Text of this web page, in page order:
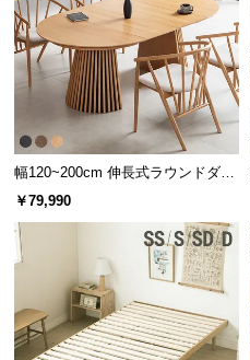
幅120~200cm 伸長式ラウンドダイ
ニングテーブル 6人掛け 天然木突
板 美しい格子デザイン
￥79,990